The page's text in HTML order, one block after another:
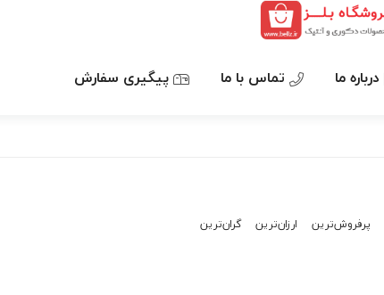
درباره ما تماس با ما پیگیری سفارش
پرفروش‌ترین ارزان‌ترین گران‌ترین